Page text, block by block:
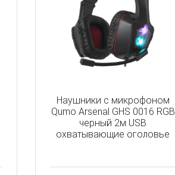
Наушники с микрофоном
Qumo Arsenal GHS 0016 RGB
черный 2м USB
охватывающие оголовье